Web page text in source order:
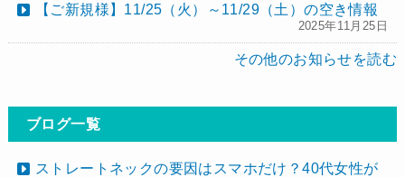
【ご新規様】11/25（火）～11/29（土）の空き情報
2025年11月25日
その他のお知らせを読む
ブログ一覧
ストレートネックの要因はスマホだけ？40代女性が